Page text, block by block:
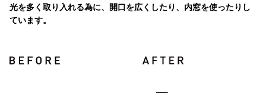
光を多く取り入れる為に、開口を広くしたり、内窓を使ったりし
ています。